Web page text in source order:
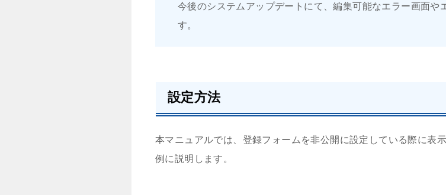
今後のシステムアップデートにて、編集可能なエラー画面や
す。
設定方法
本マニュアルでは、登録フォームを非公開に設定している際に表
例に説明します。